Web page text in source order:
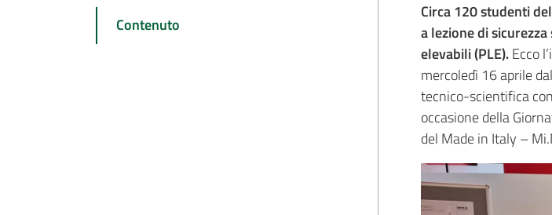
Contenuto
Circa 120 studenti
a lezione di
elevabili (PLE).Ecco
mercoledì 16 aprile
tecnico-scientifica
occasione della
del Made in Italy –